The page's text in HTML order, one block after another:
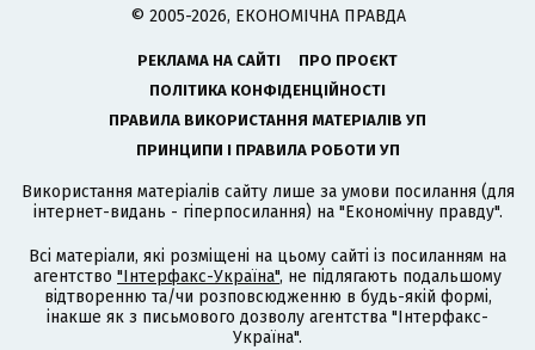
© 2005-2026, ЕКОНОМІЧНА ПРАВДА
РЕКЛАМА НА САЙТІ
ПРО ПРОЄКТ
ПОЛІТИКА КОНФІДЕНЦІЙНОСТІ
ПРАВИЛА ВИКОРИСТАННЯ МАТЕРІАЛІВ УП
ПРИНЦИПИ І ПРАВИЛА РОБОТИ УП
Використання матеріалів сайту лише за умови посилання (для
інтернет-видань - гіперпосилання) на "Економічну правду".
Всі матеріали, які розміщені на цьому сайті із посиланням на
агентство "Інтерфакс-Україна", не підлягають подальшому
відтворенню та/чи розповсюдженню в будь-якій формі,
інакше як з письмового дозволу агентства "Інтерфакс-
Україна".